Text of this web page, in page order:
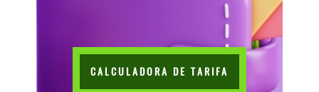
CALCULADORA DE TARIFA